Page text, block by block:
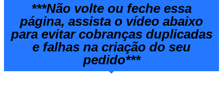
***Não volte ou feche essa
página, assista o vídeo abaixo
para evitar cobranças duplicadas
e falhas na criação do seu
pedido***